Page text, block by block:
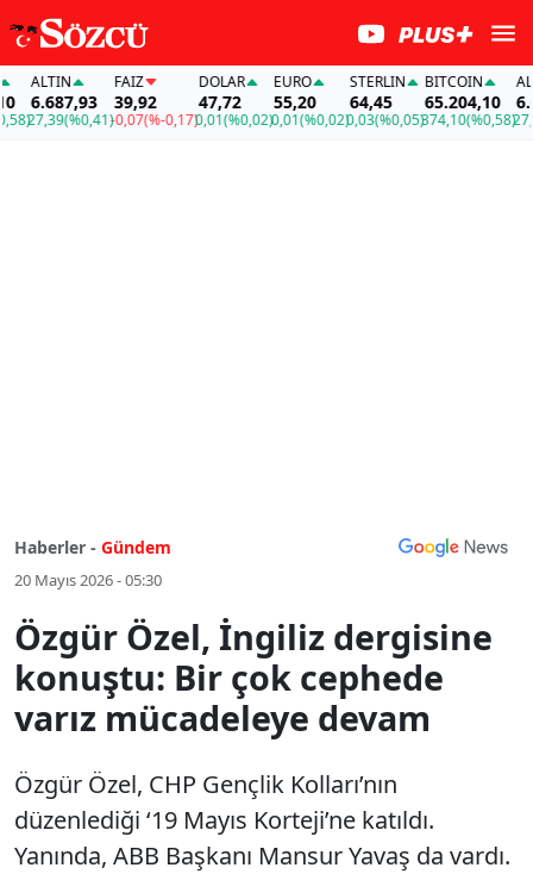
ALTIN
6.687,93
27,39(%0,41)
FAİZ
39,92
-0,07(%-0,17)
DOLAR
47,72
0,01(%0,02)
EURO
55,20
0,01(%0,02)
STERLIN
64,45
0,03(%0,05)
BITCOIN
65.204,10
374,10(%0,58)
ALTIN
27,39
Haberler - Gündem
20 Mayıs 2026 - 05:30
Özgür Özel, İngiliz dergisine
konuştu: Bir çok cephede
varız mücadeleye devam
Özgür Özel, CHP Gençlik Kolları’nın
düzenlediği ‘19 Mayıs Korteji’ne katıldı.
Yanında, ABB Başkanı Mansur Yavaş da vardı.